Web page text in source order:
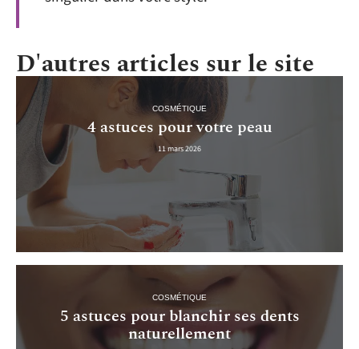
D'autres articles sur le site
COSMÉTIQUE
4 astuces pour votre peau
11 mars 2026
COSMÉTIQUE
5 astuces pour blanchir ses dents
naturellement